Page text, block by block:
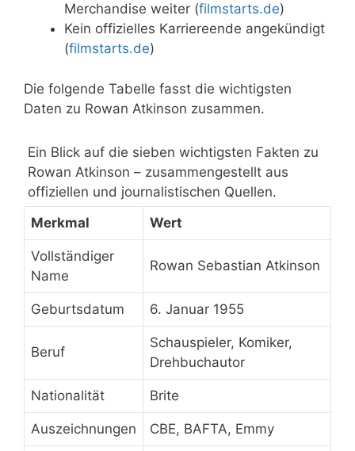
Merchandise weiter (filmstarts.de)
Kein offizielles Karriereende angekündigt
(filmstarts.de)
Die folgende Tabelle fasst die wichtigsten
Daten zu Rowan Atkinson zusammen.
Ein Blick auf die sieben wichtigsten Fakten zu
Rowan Atkinson – zusammengestellt aus
offiziellen und journalistischen Quellen.
Merkmal
Wert
Vollständiger
Name
Rowan Sebastian Atkinson
Geburtsdatum 6. Januar 1955
Beruf
Schauspieler, Komiker,
Drehbuchautor
Nationalität Brite
Auszeichnungen CBE, BAFTA, Emmy